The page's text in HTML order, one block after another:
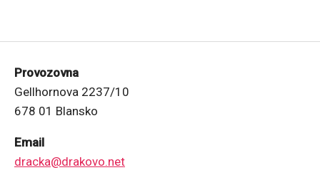
Provozovna
Gellhornova 2237/10
678 01 Blansko
Email
dracka@drakovo.net